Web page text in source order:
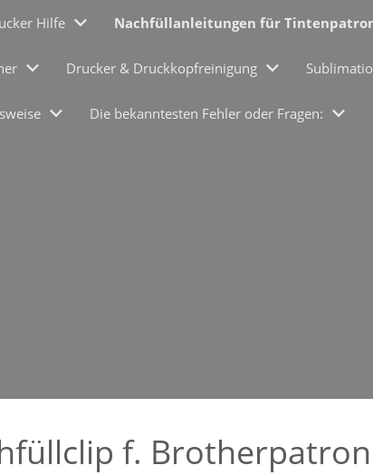
Hilfe Nachfüllanleitungen für
Drucker & Druckkopfreinigung
Die bekanntesten Fehler oder Fragen:
f.